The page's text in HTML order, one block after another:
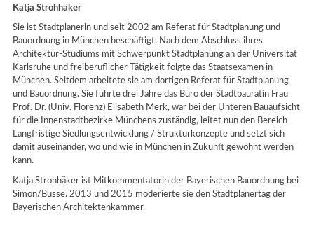
Katja Strohhäker
Sie ist Stadtplanerin und seit 2002 am Referat für Stadtplanung und
Bauordnung in München beschäftigt. Nach dem Abschluss ihres
Architektur-Studiums mit Schwerpunkt Stadtplanung an der Universität
Karlsruhe und freiberuflicher Tätigkeit folgte das Staatsexamen in
München. Seitdem arbeitete sie am dortigen Referat für Stadtplanung
und Bauordnung. Sie führte drei Jahre das Büro der Stadtbaurätin Frau
Prof. Dr. (Univ. Florenz) Elisabeth Merk, war bei der Unteren Bauaufsicht
für die Innenstadtbezirke Münchens zuständig, leitet nun den Bereich
Langfristige Siedlungsentwicklung / Strukturkonzepte und setzt sich
damit auseinander, wo und wie in München in Zukunft gewohnt werden
kann.
Katja Strohhäker ist Mitkommentatorin der Bayerischen Bauordnung bei
Simon/Busse. 2013 und 2015 moderierte sie den Stadtplanertag der
Bayerischen Architektenkammer.